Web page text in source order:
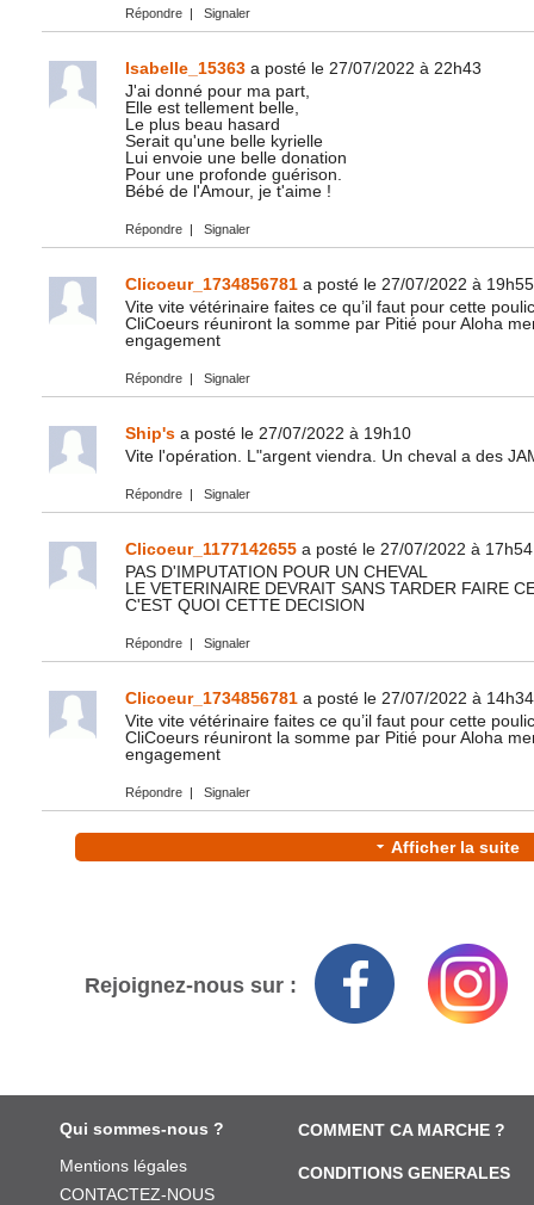
Répondre | Signaler
Isabelle_15363 a posté le 27/07/2022 à 22h43
J'ai donné pour ma part,
Elle est tellement belle,
Le plus beau hasard
Serait qu'une belle kyrielle
Lui envoie une belle donation
Pour une profonde guérison.
Bébé de l'Amour, je t'aime !
Répondre | Signaler
Clicoeur_1734856781 a posté le 27/07/2022 à 19h55
Vite vite vétérinaire faites ce qu’il faut pour cette
CliCoeurs réuniront la somme par Pitié pour Aloha
engagement
Répondre | Signaler
Ship's a posté le 27/07/2022 à 19h10
Vite l'opération. L"argent viendra. Un cheval a des
Répondre | Signaler
Clicoeur_1177142655 a posté le 27/07/2022 à 17h54
PAS D'IMPUTATION POUR UN CHEVAL
LE VETERINAIRE DEVRAIT SANS TARDER FAIRE
C'EST QUOI CETTE DECISION
Répondre | Signaler
Clicoeur_1734856781 a posté le 27/07/2022 à 14h34
Vite vite vétérinaire faites ce qu’il faut pour cette
CliCoeurs réuniront la somme par Pitié pour Aloha
engagement
Répondre | Signaler
Afficher la suite
Rejoignez-nous sur :
Qui sommes-nous ?
Mentions légales
CONTACTEZ-NOUS
COMMENT CA MARCHE ?
CONDITIONS GENERALES